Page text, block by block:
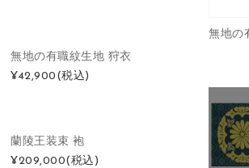
無地の
無地の有職紋生地 狩衣
¥42,900 (税込)
蘭陵王装束 袍
¥209,000(税込)